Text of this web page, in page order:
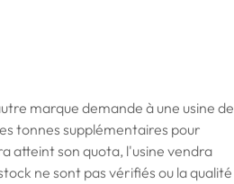
marque demande à une usine de
tonnes supplémentaires pour
atteint son quota, l'usine vendra
ne sont pas vérifiés ou la qualité